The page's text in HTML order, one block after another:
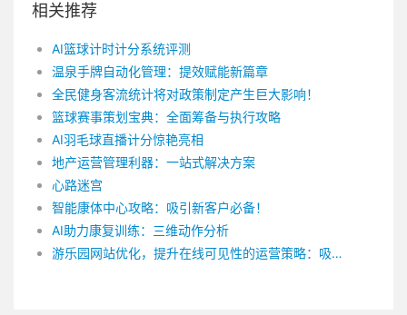
相关推荐
AI篮球计时计分系统评测
温泉手牌自动化管理：提效赋能新篇章
全民健身客流统计将对政策制定产生巨大影响！
篮球赛事策划宝典：全面筹备与执行攻略
AI羽毛球直播计分惊艳亮相
地产运营管理利器：一站式解决方案
心路迷宫
智能康体中心攻略：吸引新客户必备！
AI助力康复训练：三维动作分析
游乐园网站优化，提升在线可见性的运营策略：吸引更多游客